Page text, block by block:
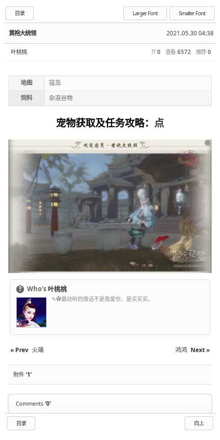
目录 Larger Font Smaller Font
2021.05.30 04:38
黄袍大统领
叶桃桃 ?? 0 查看 6572 推荐 0
地图
寇岛
饲料
杂浪谷物
宠物获取及任务攻略： 点
? Who's 叶桃桃
✎✿最动听的情话不是我爱你，是买买买。
« Prev 火璃 鸿鸿 Next »
附件 '1'
Comments '0'
目录 向上